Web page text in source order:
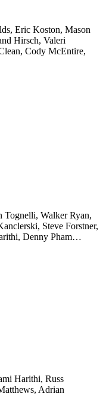
Eric Koston, Mason
Hirsch, Valeri
Cody McEntire,
Tognelli, Walker Ryan,
Steve Forstner,
Denny Pham…
Harithi, Russ
Adrian